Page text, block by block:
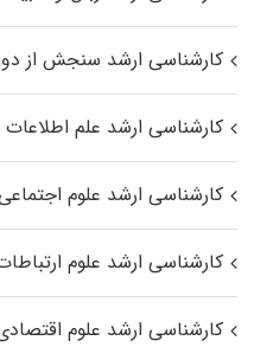
کارشناسی ارشد سنجش از
کارشناسی ارشد علم
کارشناسی ارشد علوم
کارشناسی ارشد علوم
کارشناسی ارشد علوم